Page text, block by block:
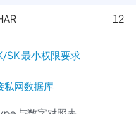
12
SK 最小权限要求
私网数据库